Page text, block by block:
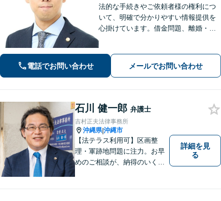
法的な手続きやご依頼者様の権利につ
いて、明確で分かりやすい情報提供を
心掛けています。借金問題、離婚・男
来を明るいものにするお手伝いをさせ
ていただきます。【分割払い可】
電話でお問い合わせ メールでお問い合わせ
石川 健一郎 弁護士
吉村正夫法律事務所
沖縄県|沖縄市
【法テラス利用可】区画整
理・軍跡地問題に注力。お早
めのご相談が、納得のいく解
詳細を見
る